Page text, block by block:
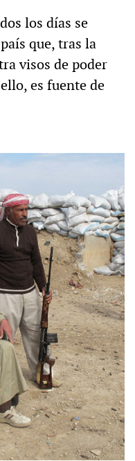
los días se
que, tras la
visos de poder
es fuente de